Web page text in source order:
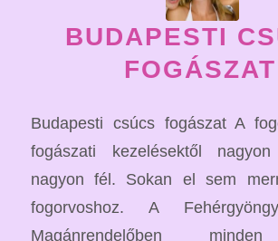
BUDAPESTI
FOGÁSZAT
Budapesti csúcs fogászat A
fogászati kezelésektől
nagyon fél. Sokan el sem
fogorvoshoz. A
Magánrendelőben